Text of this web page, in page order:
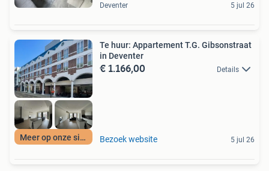
Deventer 5 jul 26
Meer op onze site
Te huur: Appartement T.G. Gibsonstraat
in Deventer
€ 1.166,00 Details
Bezoek website 5 jul 26